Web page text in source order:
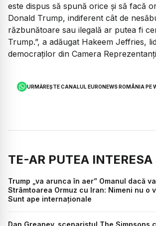
este dispus să spună orice și să facă
Donald Trump, indiferent cât de
răzbunătoare sau ilegală ar putea fi
Trump.”, a adăugat Hakeem Jeffries,
democraților din Camera
URMĂREȘTE CANALUL EURONEWS ROMÂNIA PE
TE-AR PUTEA INTERESA
Trump „va arunca în aer” Omanul dacă
Strâmtoarea Ormuz cu Iran: Nimeni nu o
Sunt ape internaționale
Dan Greaney, scenaristul The Simpsons